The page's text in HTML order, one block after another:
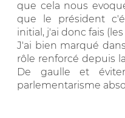
que cela nous
que le président
initial, j'ai donc fais
J'ai bien marqué
rôle renforcé depuis
De gaulle et
parlementarisme